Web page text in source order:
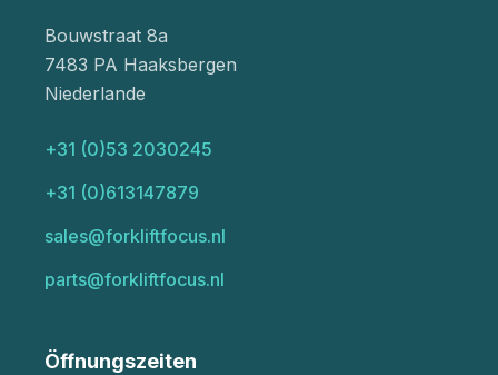
Bouwstraat 8a
7483 PA Haaksbergen
Niederlande
+31 (0)53 2030245
+31 (0)613147879
sales@forkliftfocus.nl
parts@forkliftfocus.nl
Öffnungszeiten